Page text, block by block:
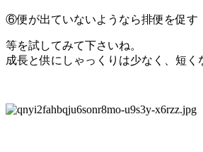
⑥便が出ていないようなら排便を促す
等を試してみて下さいね。
成長と供にしゃっくりは少なく、短